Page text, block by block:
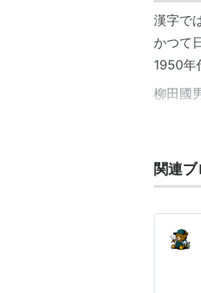
漢字で
かつて
1950年
柳田國
椋鳩十
五木寛
縦横に
夢野
三
関連ブ